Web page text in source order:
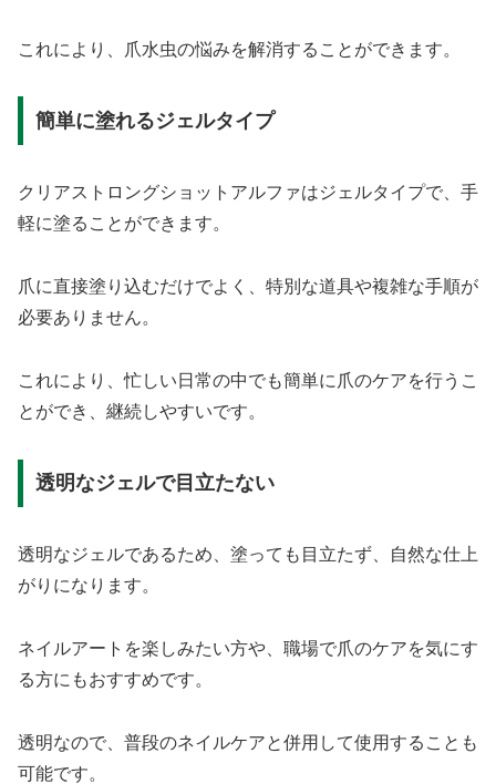
これにより、爪水虫の悩みを解消することができます。
簡単に塗れるジェルタイプ
クリアストロングショットアルファはジェルタイプで、手
軽に塗ることができます。
爪に直接塗り込むだけでよく、特別な道具や複雑な手順が
必要ありません。
これにより、忙しい日常の中でも簡単に爪のケアを行うこ
とができ、継続しやすいです。
透明なジェルで目立たない
透明なジェルであるため、塗っても目立たず、自然な仕上
がりになります。
ネイルアートを楽しみたい方や、職場で爪のケアを気にす
る方にもおすすめです。
透明なので、普段のネイルケアと併用して使用することも
可能です。